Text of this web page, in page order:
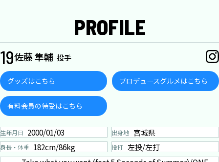
PROFILE
19佐藤 隼輔 投手
グッズはこちら プロデュースグルメはこちら
有料会員の待受はこちら
生年月日 2000/01/03 出身地 宮城県
身長・体重 182cm/86kg 投打 左投/左打